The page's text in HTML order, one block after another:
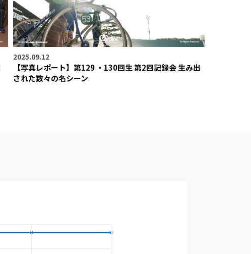
2025.09.12
【写真レポート】第129 ・130回生 第2回記録会 生み出
された数々の名シーン